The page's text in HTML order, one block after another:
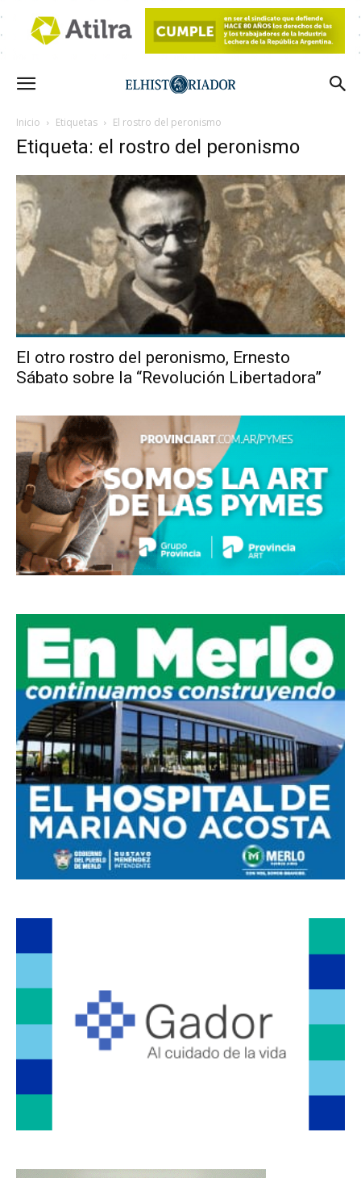
Inicio Etiquetas El rostro del peronismo
Etiqueta: el rostro del peronismo
El otro rostro del peronismo, Ernesto
Sábato sobre la “Revolución Libertadora”